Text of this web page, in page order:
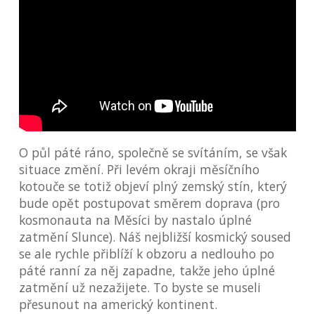
O půl páté ráno, společně se svítáním, se však
situace změní. Při levém okraji měsíčního
kotouče se totiž objeví plný zemský stín, který
bude opět postupovat směrem doprava (pro
kosmonauta na Měsíci by nastalo úplné
zatmění Slunce). Náš nejbližší kosmický soused
se ale rychle přiblíží k obzoru a nedlouho po
páté ranní za něj zapadne, takže jeho úplné
zatmění už nezažijete. To byste se museli
přesunout na americký kontinent.